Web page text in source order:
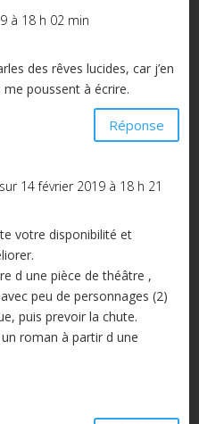
à 18 h 02 min
des rêves lucides, car j’en
poussent à écrire.
Réponse
sur 14 février 2019 à 18 h 21
votre disponibilité et
d une pièce de théâtre ,
peu de personnages (2)
puis prevoir la chute.
roman à partir d une